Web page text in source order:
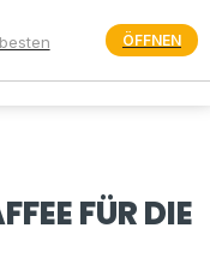
menu
FÜR DIE
ÖFFNEN